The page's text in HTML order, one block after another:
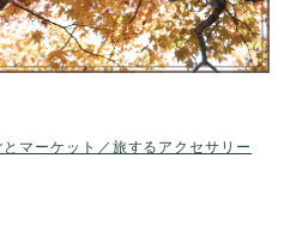
マーケット／旅するアクセサリー